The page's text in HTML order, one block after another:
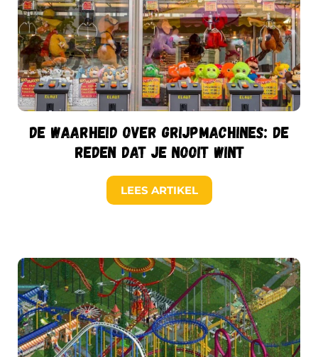
De waarheid over grijpmachines: de
reden dat je nooit wint
LEES ARTIKEL